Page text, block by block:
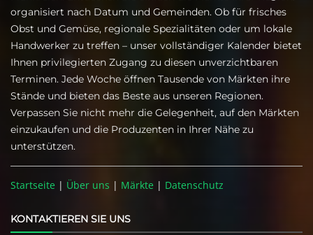
organisiert nach Datum und Gemeinden. Ob für frisches
Obst und Gemüse, regionale Spezialitäten oder um lokale
Handwerker zu treffen – unser vollständiger Kalender bietet
Ihnen privilegierten Zugang zu diesen unverzichtbaren
Terminen. Jede Woche öffnen Tausende von Märkten ihre
Stände und bieten das Beste aus unseren Regionen.
Verpassen Sie nicht mehr die Gelegenheit, auf den Märkten
einzukaufen und die Produzenten in Ihrer Nähe zu
unterstützen.
Startseite | Über uns | Märkte | Datenschutz
KONTAKTIEREN SIE UNS